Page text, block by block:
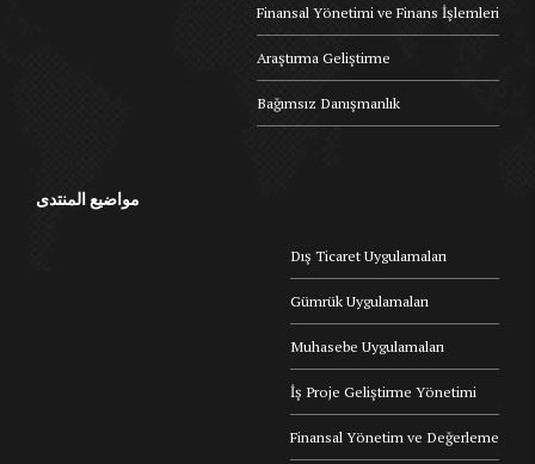
Finansal Yönetimi ve Finans İşlemleri
Araştırma Geliştirme
Bağımsız Danışmanlık
مواضيع المنتدى
Dış Ticaret Uygulamaları
Gümrük Uygulamaları
Muhasebe Uygulamaları
İş Proje Geliştirme Yönetimi
Finansal Yönetim ve Değerleme